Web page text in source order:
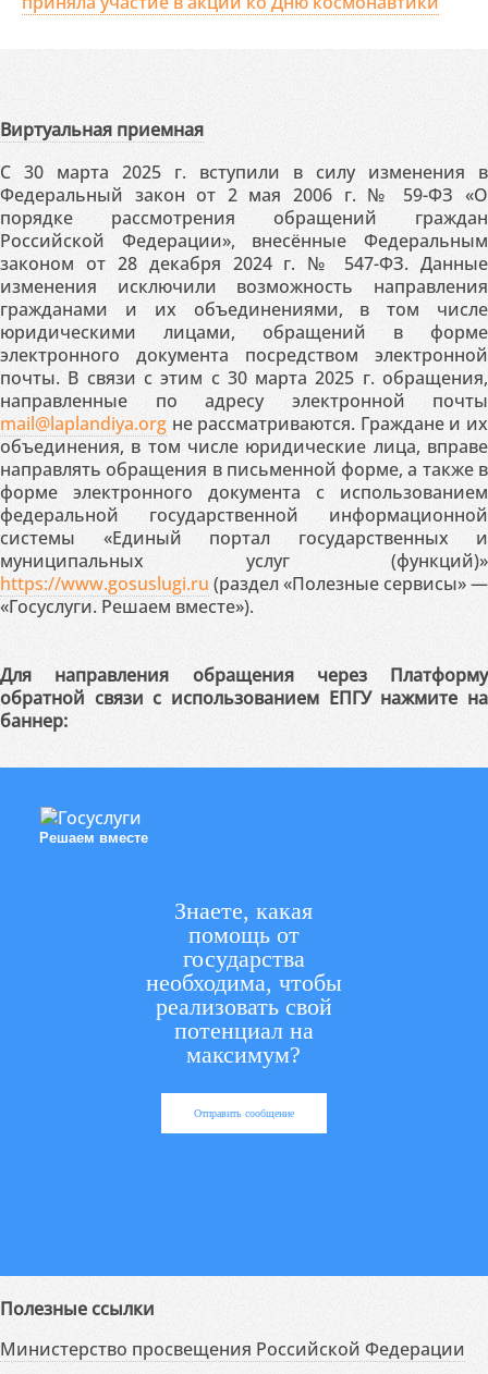
Виртуальная приемная
С 30 марта 2025 г. вступили в силу изменения в
Федеральный закон от 2 мая 2006 г. № 59-ФЗ «О
порядке рассмотрения обращений граждан
Российской Федерации», внесённые Федеральным
законом от 28 декабря 2024 г. № 547-ФЗ. Данные
изменения исключили возможность направления
гражданами и их объединениями, в том числе
юридическими лицами, обращений в форме
электронного документа посредством электронной
почты. В связи с этим с 30 марта 2025 г. обращения,
направленные по адресу электронной почты
mail@laplandiya.org не рассматриваются. Граждане и их
объединения, в том числе юридические лица, вправе
направлять обращения в письменной форме, а также в
форме электронного документа с использованием
федеральной государственной информационной
системы «Единый портал государственных и
муниципальных услуг (функций)»
https://www.gosuslugi.ru (раздел «Полезные сервисы» —
«Госуслуги. Решаем вместе»).
Для направления обращения через Платформу
обратной связи с использованием ЕПГУ нажмите на
баннер:
Решаем вместе
Знаете, какая
помощь от
государства
необходима, чтобы
реализовать свой
потенциал на
максимум?
Отправить сообщение
Полезные ссылки
Министерство просвещения Российской Федерации